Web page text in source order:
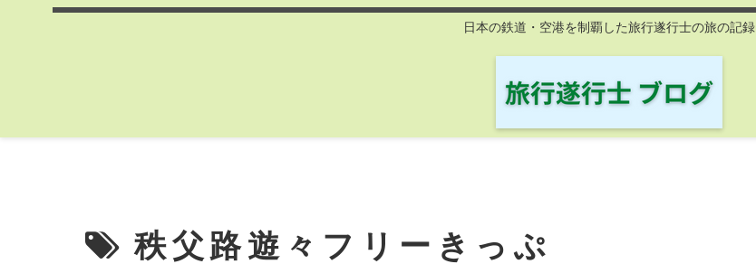
日本の鉄道・空港を制覇した旅行遂行士の旅の記録
秩父路遊々フリーきっぷ